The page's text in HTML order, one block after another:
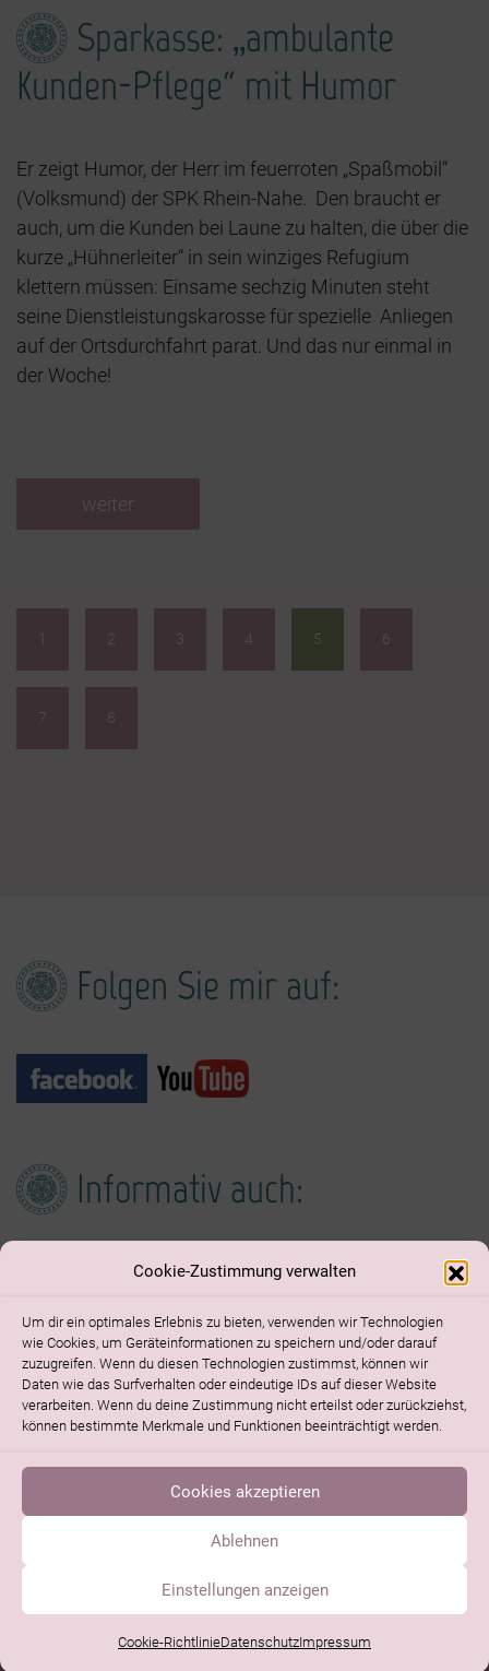
Cookie-Zustimmung verwalten
Um dir ein optimales Erlebnis zu bieten, verwenden wir Technologien
wie Cookies, um Geräteinformationen zu speichern und/oder darauf
zuzugreifen. Wenn du diesen Technologien zustimmst, können wir
Daten wie das Surfverhalten oder eindeutige IDs auf dieser Website
verarbeiten. Wenn du deine Zustimmung nicht erteilst oder zurückziehst,
können bestimmte Merkmale und Funktionen beeinträchtigt werden.
Cookies akzeptieren
Ablehnen
Einstellungen anzeigen
Cookie-RichtlinieDatenschutzImpressum
Sparkasse: „ambulante
Kunden-Pflege“ mit Humor
Er zeigt Humor, der Herr im feuerroten „Spaßmobil“
(Volksmund) der SPK Rhein-Nahe. Den braucht er
auch, um die Kunden bei Laune zu halten, die über die
kurze „Hühnerleiter“ in sein winziges Refugium
klettern müssen: Einsame sechzig Minuten steht
seine Dienstleistungskarosse für spezielle Anliegen
auf der Ortsdurchfahrt parat. Und das nur einmal in
der Woche!
weiter
2 3 4 5 6
7 8
Folgen Sie mir auf:
Informativ auch:
mittelrheingold.de/mittelrheinPur.de/
touristik.de
Homepage durchsuchen
Datenschutz
Cookie-Richtlinie (EU)
Login